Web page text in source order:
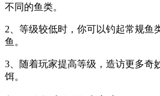
不同的鱼类。
2、等级较低时，你可以钓起常规鱼
鱼。
3、随着玩家提高等级，造访更多奇
饵。